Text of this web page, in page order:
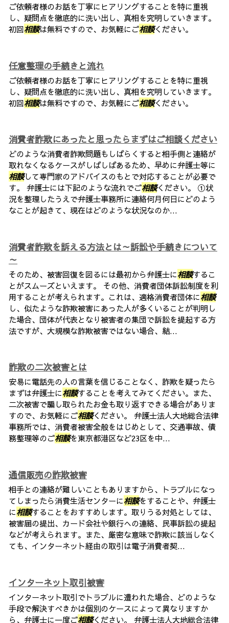
ご依頼者様のお話を丁寧にヒアリングすることを特に重視
し、疑問点を徹底的に洗い出し、真相を究明していきます。
初回相談は無料ですので、お気軽にご相談ください。
任意整理の手続きと流れ
ご依頼者様のお話を丁寧にヒアリングすることを特に重視
し、疑問点を徹底的に洗い出し、真相を究明していきます。
初回相談は無料ですので、お気軽にご相談ください。
消費者詐欺にあったと思ったらまずはご相談ください
どのような消費者詐欺問題もしばらくすると相手側と連絡が
取れなくなるケースがしばしばあるため、早めに弁護士等に
相談して専門家のアドバイスのもとで対応することが必要で
す。 弁護士には下記のような流れでご相談ください。 ①状
況を整理したうえで弁護士事務所に連絡何月何日にどのよう
なことが起きて、現在はどのような状況なのか...
消費者詐欺を訴える方法とは～訴訟や手続きについて
～
そのため、被害回復を図るには最初から弁護士に相談するこ
とがスムーズといえます。 その他、消費者団体訴訟制度を利
用することが考えられます。これは、適格消費者団体に相談
し、似たような詐欺被害にあった人が多くいることが判明し
た場合、団体が代表となり被害者の集団で訴訟を提起する方
法ですが、大規模な詐欺被害ではない場合、結...
詐欺の二次被害とは
安易に電話先の人の言葉を信じることなく、詐欺を疑ったら
まずは弁護士に相談することを考えてみてください。また、
二次被害で騙し取られたお金も取り返すできる場合がありま
すので、お気軽にご相談ください。 弁護士法人大地総合法律
事務所では、消費者被害全般をはじめとして、交通事故、債
務整理等のご相談を東京都港区など23区を中...
通信販売の詐欺被害
相手との連絡が難しいこともありますから、トラブルになっ
てしまったら消費生活センターに相談をすることや、弁護士
に相談することをおすすめします。取りうる対処としては、
被害届の提出、カード会社や銀行への連絡、民事訴訟の提起
などが考えられます。また、厳密な意味で詐欺に該当しなく
ても、インターネット経由の取引は電子消費者契...
インターネット取引被害
インターネット取引でトラブルに遭われた場合、どのような
手段で解決すべきかは個別のケースによって異なりますか
ら、弁護士に一度ご相談ください。 弁護士法人大地総合法律